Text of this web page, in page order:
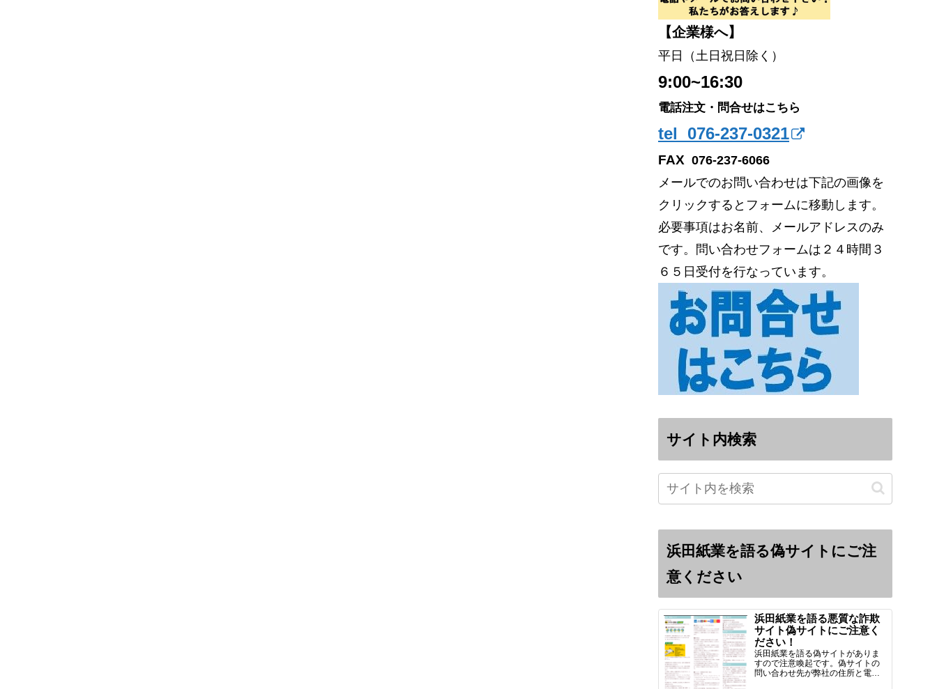
【企業様へ】
平日（土日祝日除く）
9:00~16:30
電話注文・問合せはこちら
tel 076-237-0321
FAX 076-237-6066
メールでのお問い合わせは下記の画像を
クリックするとフォームに移動します。
必要事項はお名前、メールアドレスのみ
です。問い合わせフォームは２４時間３
６５日受付を行なっています。
サイト内検索
浜田紙業を語る偽サイトにご注
意ください
浜田紙業を語る悪質な詐欺
サイト偽サイトにご注意く
ださい！
浜田紙業を語る偽サイトがありま
すので注意喚起です。偽サイトの
問い合わせ先が弊社の住所と電話